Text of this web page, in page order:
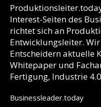
Interest-Seiten des
richtet sich an
Entwicklungsleiter.
Entscheidern aktuelle
Whitepaper und
Fertigung, Industrie
Businessleader.today